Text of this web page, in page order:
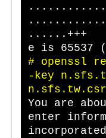
......+++
e is 65537
# openssl
-key
n.sfs.tw.csr
You are
enter
incorporated